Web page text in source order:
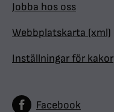
Jobba hos oss
Webbplatskarta (xml)
Inställningar för kakor
Facebook